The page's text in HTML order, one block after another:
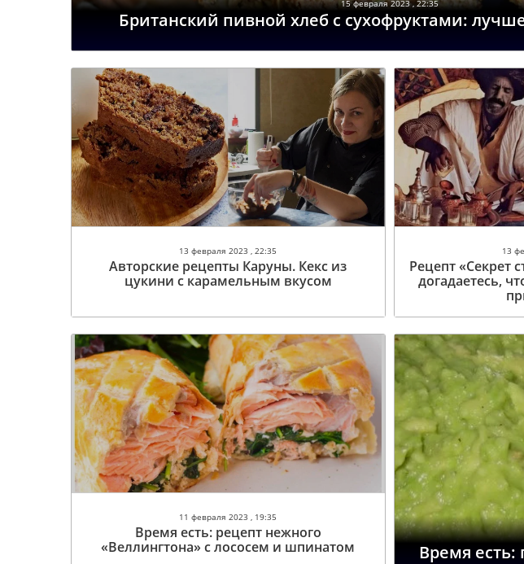
15 февраля 2023 , 22:35
Британский пивной хлеб с сухофруктами:
13 февраля 2023 , 22:35
Авторские рецепты Каруны. Кекс из
цукини с карамельным вкусом
13
Рецепт «Секрет
догадаетесь,
11 февраля 2023 , 19:35
Время есть: рецепт нежного
«Веллингтона» c лососем и шпинатом
Время есть: